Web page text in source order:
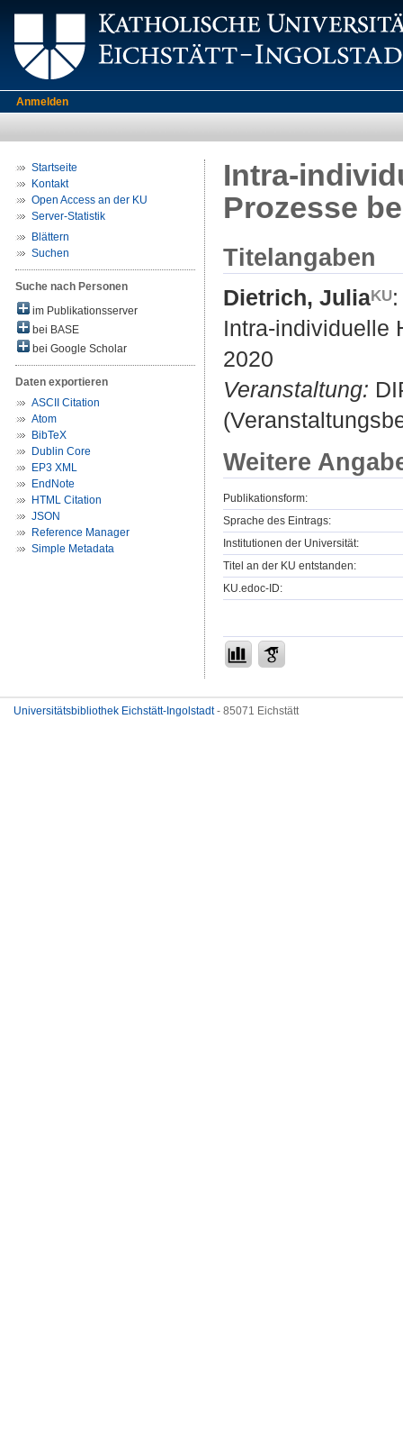
Anmelden
Startseite
Kontakt
Open Access an der KU
Server-Statistik
Blättern
Suchen
Suche nach Personen
im Publikationsserver
bei BASE
bei Google Scholar
Daten exportieren
ASCII Citation
Atom
BibTeX
Dublin Core
EP3 XML
EndNote
HTML Citation
JSON
Reference Manager
Simple Metadata
Intra-
Prozesse
Titelangaben
Dietrich, Julia
:
Intra-individuelle
2020
Veranstaltung:
Weitere
Publikationsform:
Sprache des Eintrags:
Institutionen der Universität:
Titel an der KU entstanden:
KU.edoc-ID:
Universitätsbibliothek Eichstätt-Ingolstadt- 85071 Eichstätt